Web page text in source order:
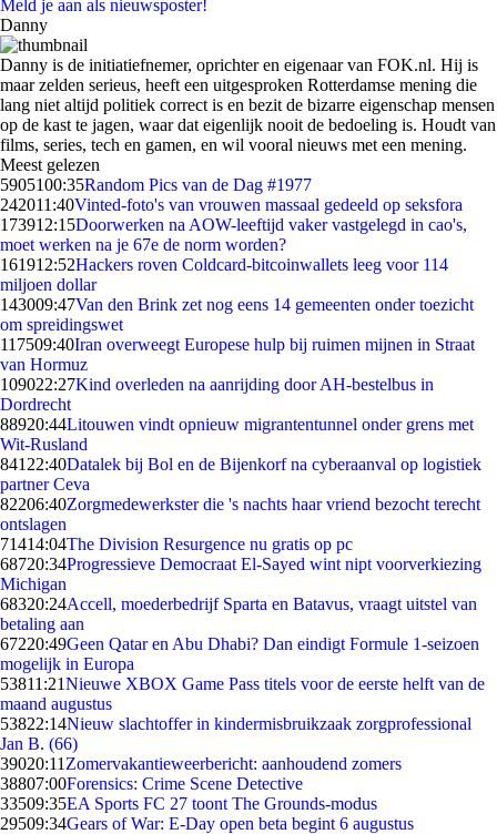
Meld je aan als nieuwsposter!
Danny
Danny is de initiatiefnemer, oprichter en eigenaar van FOK.nl. Hij is
maar zelden serieus, heeft een uitgesproken Rotterdamse mening die
lang niet altijd politiek correct is en bezit de bizarre eigenschap mensen
op de kast te jagen, waar dat eigenlijk nooit de bedoeling is. Houdt van
films, series, tech en gamen, en wil vooral nieuws met een mening.
Meest gelezen
5905100:35Random Pics van de Dag #1977
242011:40Vinted-foto's van vrouwen massaal gedeeld op seksfora
173912:15Doorwerken na AOW-leeftijd vaker vastgelegd in cao's,
moet werken na je 67e de norm worden?
161912:52Hackers roven Coldcard-bitcoinwallets leeg voor 114
miljoen dollar
143009:47Van den Brink zet nog eens 14 gemeenten onder toezicht
om spreidingswet
117509:40Iran overweegt Europese hulp bij ruimen mijnen in Straat
van Hormuz
109022:27Kind overleden na aanrijding door AH-bestelbus in
Dordrecht
88920:44Litouwen vindt opnieuw migrantentunnel onder grens met
Wit-Rusland
841 22:40Datalek bij Bol en de Bijenkorf na cyberaanval op logistiek
partner Ceva
82206:40Zorgmedewerkster die 's nachts haar vriend bezocht terecht
ontslagen
71414:04The Division Resurgence nu gratis op pc
68720:34Progressieve Democraat El-Sayed wint nipt voorverkiezing
Michigan
68320:24Accell, moederbedrijf Sparta en Batavus, vraagt uitstel van
betaling aan
67220:49Geen Qatar en Abu Dhabi? Dan eindigt Formule 1-seizoen
mogelijk in Europa
53811:21Nieuwe XBOX Game Pass titels voor de eerste helft van de
maand augustus
53822:14Nieuw slachtoffer in kindermisbruikzaak zorgprofessional
Jan B. (66)
39020:11 Zomervakantieweerbericht: aanhoudend zomers
38807:00Forensics: Crime Scene Detective
33509:35EA Sports FC 27 toont The Grounds-modus
29509:34Gears of War: E-Day open beta begint 6 augustus